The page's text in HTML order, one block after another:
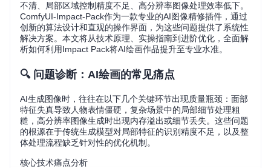
不清、局部区域控制精度不足、高分辨率图像处理效率低下。
ComfyUI-Impact-Pack作为一款专业的AI图像精修插件，通过
创新的算法设计和直观的操作界面，为这些问题提供了系统性
解决方案。本文将从技术原理、实操指南到进阶优化，全面解
析如何利用Impact Pack将AI绘画作品提升至专业水准。
🔍 问题诊断：AI绘画的常见痛点
AI生成图像时，往往在以下几个关键环节出现质量瓶颈：面部
特征失真导致人物表情僵硬，复杂场景中的局部细节处理粗
糙，高分辨率图像生成时出现内存溢出或细节丢失。这些问题
的根源在于传统生成模型对局部特征的识别精度不足，以及整
体处理流程缺乏针对性的优化机制。
核心技术痛点分析